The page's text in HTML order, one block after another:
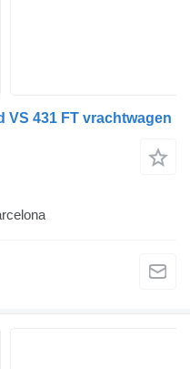
431 FT vrachtwagen